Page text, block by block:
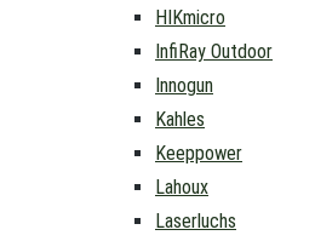
HIKmicro
InfiRay Outdoor
Innogun
Kahles
Keeppower
Lahoux
Laserluchs